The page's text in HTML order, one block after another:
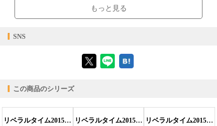
ブラウザビューア・PC版ConTenDoビューア・モバイルビューア
【対応デバイス】
【PC版ConTenDoビューア】
もっと見る
SNS
この商品のシリーズ
リベラルタイム2015年5月号 リベラルタイム2015年6月号 リベラルタイム2015年7月号